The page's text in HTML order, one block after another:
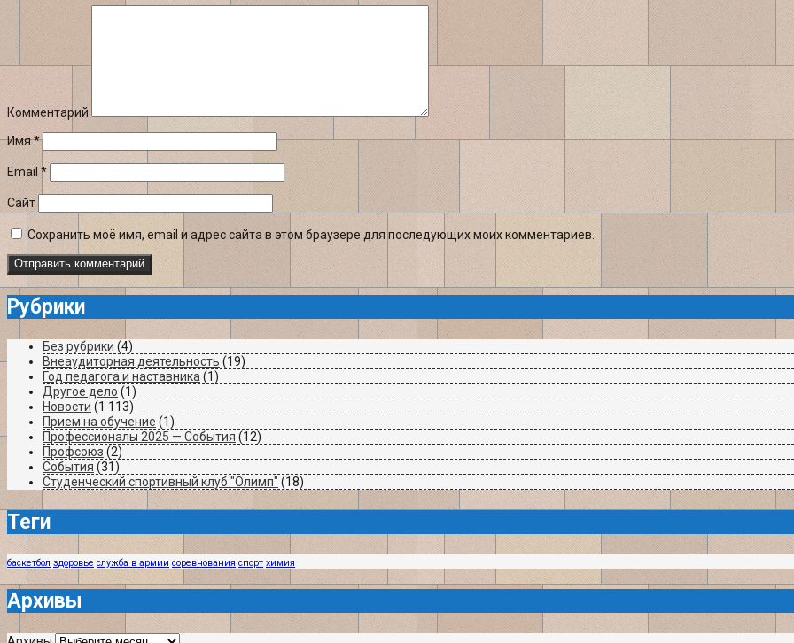
Комментарий
Имя*
Email*
Сайт
Сохранить моё имя, email и адрес сайта в этом браузере для последующих моих комментариев.
Рубрики
Без рубрики (4)
Внеаудиторная деятельность (19)
Год педагога и наставника (1)
Другое дело (1)
Новости (1 113)
Прием на обучение (1)
Профессионалы 2025 — События (12)
Профсоюз (2)
События (31)
Студенческий спортивный клуб "Олимп" (18)
Теги
баскетбол здоровье служба в армии соревнования спорт химия
Архивы